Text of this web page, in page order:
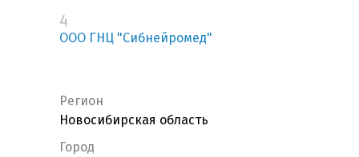
4
ООО ГНЦ "Сибнейромед"
Регион
Новосибирская область
Город